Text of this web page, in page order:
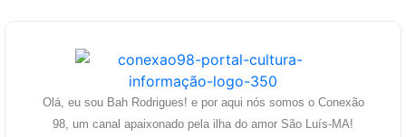
Olá, eu sou Bah Rodrigues! e por aqui nós somos o Conexão
98, um canal apaixonado pela ilha do amor São Luís-MA!